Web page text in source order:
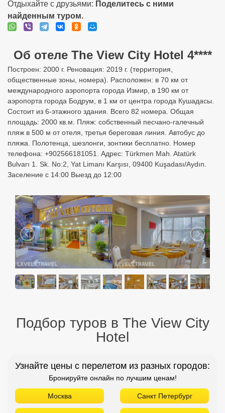
Отдыхайте с друзьями: Поделитесь с ними
найденным туром.
Об отеле The View City Hotel 4****
Построен: 2000 г. Реновация: 2019 г. (территория,
общественные зоны, номера). Расположен: в 70 км от
международного аэропорта города Измир, в 190 км от
аэропорта города Бодрум, в 1 км от центра города Кушадасы.
Состоит из 6-этажного здания. Всего 82 номера. Общая
площадь: 2000 кв.м. Пляж: собственный песчано-галечный
пляж в 500 м от отеля, третья береговая линия. Автобус до
пляжа. Полотенца, шезлонги, зонтики бесплатно. Номер
телефона: +902566181051. Адрес: Türkmen Mah. Atatürk
Bulvarı 1. Sk. No:2, Yat Limanı Karşısı, 09400 Kuşadası/Aydın.
Заселение с 14:00 Выезд до 12:00
Подбор туров в The View City
Hotel
Узнайте цены с перелетом из разных городов:
Бронируйте онлайн по лучшим ценам!
Москва Санкт Петербург